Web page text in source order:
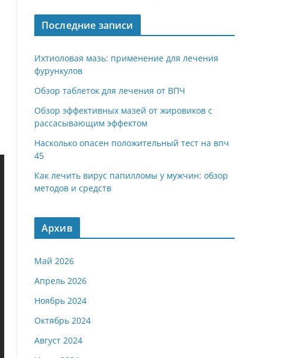
Последние записи
Ихтиоловая мазь: применение для лечения
фурункулов
Обзор таблеток для лечения от ВПЧ
Обзор эффективных мазей от жировиков с
рассасывающим эффектом
Насколько опасен положительный тест на впч
45
Как лечить вирус папилломы у мужчин: обзор
методов и средств
Архив
Май 2026
Апрель 2026
Ноябрь 2024
Октябрь 2024
Август 2024